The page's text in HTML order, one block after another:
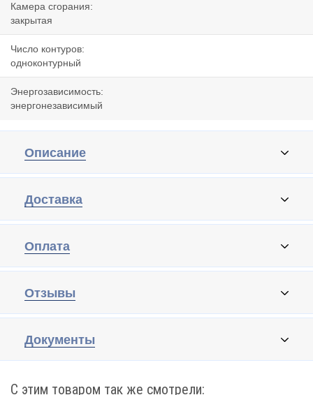
Камера сгорания:
закрытая
Число контуров:
одноконтурный
Энергозависимость:
энергонезависимый
Описание
Доставка
Оплата
Отзывы
Документы
С этим товаром так же смотрели: